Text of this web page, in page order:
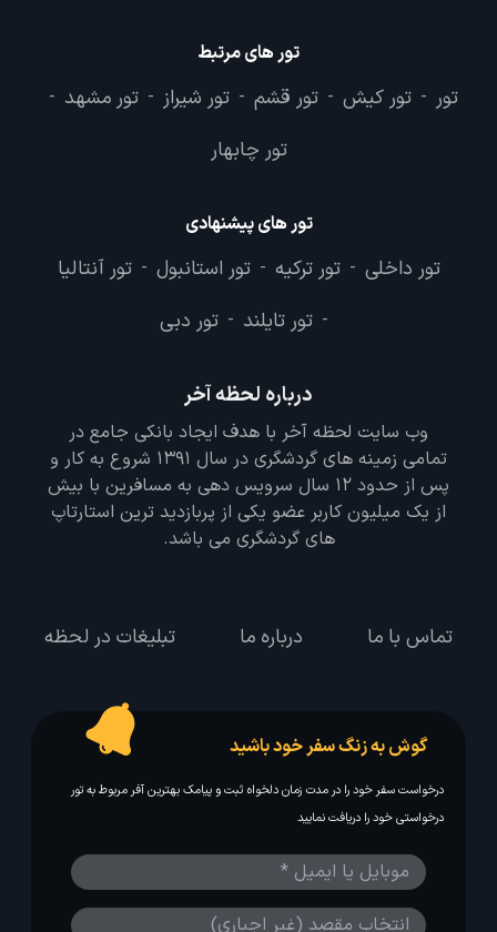
تور های مرتبط
تور - تور کیش - تور قشم - تور شیراز - تور مشهد -
تور چابهار
تور های پیشنهادی
تور داخلی - تور ترکیه - تور استانبول - تور آنتالیا
- تور تایلند - تور دبی
درباره لحظه آخر
وب سایت لحظه آخر با هدف ایجاد بانکی جامع در
تمامی زمینه های گردشگری در سال 1391 شروع به کار و
پس از حدود 12 سال سرویس دهی به مسافرین با بیش
از یک میلیون کاربر عضو یکی از پربازدید ترین استارتاپ
های گردشگری می باشد.
تماس با ما درباره ما تبلیغات در لحظه
گوش به زنگ سفر خود باشید
درخواست سفر خود را در مدت زمان دلخواه ثبت و پیامک بهترین آفر مربوط به تور
درخواستی خود را دریافت نمایید